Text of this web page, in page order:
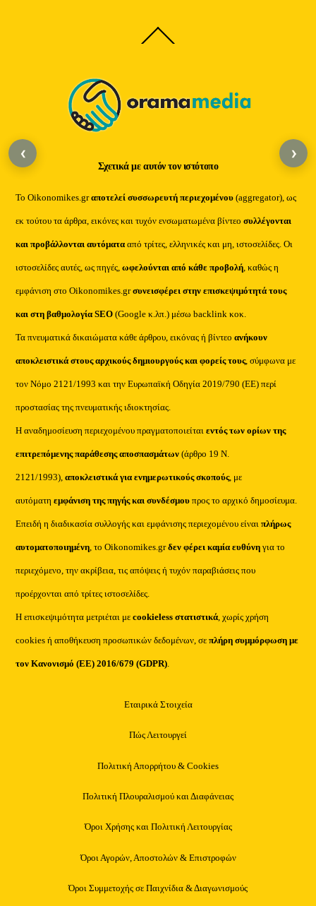
Back
To
Σχετικά με αυτόν τον ιστότοπο
Το Oikonomikes.grαποτελεί συσσωρευτή περιεχομένου (aggregator), ως
εκ τούτου τα άρθρα, εικόνες και τυχόν ενσωματωμένα βίντεοσυλλέγονται
και προβάλλονται αυτόματααπό τρίτες, ελληνικές και μη, ιστοσελίδες. Οι
ιστοσελίδες αυτές, ως πηγές,ωφελούνται από κάθε προβολή, καθώς η
εμφάνιση στο Oikonomikes.grσυνεισφέρει στην επισκεψιμότητά τους
και στη βαθμολογία SEO (Google κ.λπ.) μέσω backlink κοκ.
Τα πνευματικά δικαιώματα κάθε άρθρου, εικόνας ή βίντεοανήκουν
αποκλειστικά στους αρχικούς δημιουργούς και φορείς τους, σύμφωνα με
τον Νόμο 2121/1993 και την Ευρωπαϊκή Οδηγία 2019/790 (ΕΕ) περί
προστασίας της πνευματικής ιδιοκτησίας.
Η αναδημοσίευση περιεχομένου πραγματοποιείταιεντός των ορίων της
επιτρεπόμενης παράθεσης αποσπασμάτων (άρθρο 19 Ν.
2121/1993), αποκλειστικά για ενημερωτικούς σκοπούς, με
αυτόματηεμφάνιση της πηγής και συνδέσμου προς το αρχικό δημοσίευμα.
Επειδή η διαδικασία συλλογής και εμφάνισης περιεχομένου είναιπλήρως
αυτοματοποιημένη, το Oikonomikes.grδεν φέρει καμία ευθύνη για το
περιεχόμενο, την ακρίβεια, τις απόψεις ή τυχόν παραβιάσεις που
προέρχονται από τρίτες ιστοσελίδες.
Η επισκεψιμότητα μετριέται μεcookieless στατιστικά, χωρίς χρήση
cookies ή αποθήκευση προσωπικών δεδομένων, σεπλήρη συμμόρφωση με
τον Κανονισμό (ΕΕ) 2016/679 (GDPR).
Εταιρικά Στοιχεία
Πώς Λειτουργεί
Πολιτική Απορρήτου & Cookies
Πολιτική Πλουραλισμού και Διαφάνειας
Όροι Χρήσης και Πολιτική Λειτουργίας
Όροι Αγορών, Αποστολών & Επιστροφών
Όροι Συμμετοχής σε Παιχνίδια & Διαγωνισμούς
‹ ›